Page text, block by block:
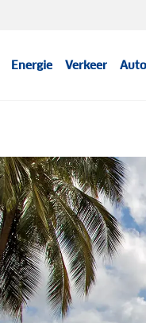
Energie Verkeer Auto